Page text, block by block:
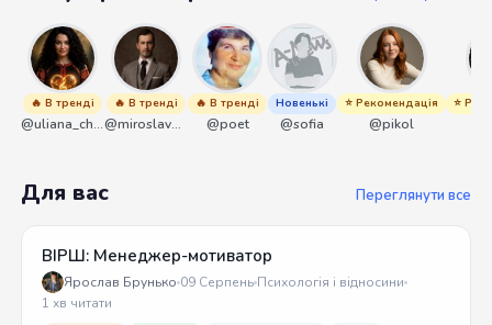
🔥 В тренді
@uliana_chernenko
🔥 В тренді
@miroslavmaniyk
🔥 В тренді
@poet
Новенькі
@sofia
⭐ Рекомендація
@pikol
⭐
Для вас Переглянути все
ВІРШ: Менеджер-мотиватор
Ярослав Брунько 09 Серпень Психологія і відносини
1 хв читати